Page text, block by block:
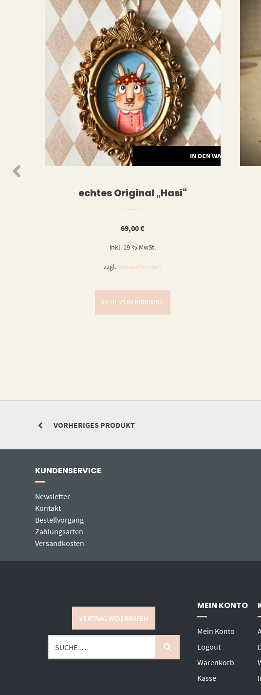
DEN WARENKORB IN DEN WARENKORB
echtes Original „Hasi“
69,00€
inkl. 19 % MwSt.
zzgl.Versandkosten
GEHE ZUM PRODUKT
VORHERIGES PRODUKT
KUNDENSERVICE
Newsletter
Kontakt
Bestellvorgang
Zahlungsarten
Versandkosten
VERTRAG WIDERRUFEN
MEIN KONTO
Mein Konto
Logout
Warenkorb
Kasse